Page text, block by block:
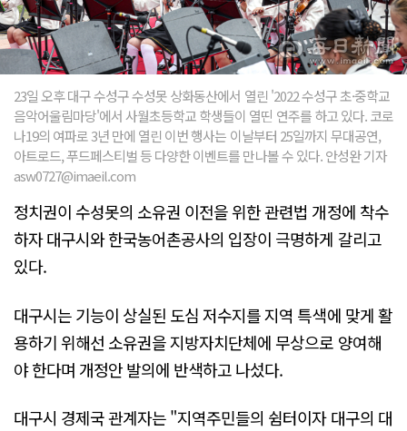
23일 오후 대구 수성구 수성못 상화동산에서 열린 '2022 수성구 초·중학교
음악어울림마당'에서 사월초등학교 학생들이 열띤 연주를 하고 있다. 코로
나19의 여파로 3년 만에 열린 이번 행사는 이날부터 25일까지 무대공연,
아트로드, 푸드페스티벌 등 다양한 이벤트를 만나볼 수 있다. 안성완 기자
asw0727@imaeil.com
정치권이 수성못의 소유권 이전을 위한 관련법 개정에 착수
하자 대구시와 한국농어촌공사의 입장이 극명하게 갈리고
있다.
대구시는 기능이 상실된 도심 저수지를 지역 특색에 맞게 활
용하기 위해선 소유권을 지방자치단체에 무상으로 양여해
야 한다며 개정안 발의에 반색하고 나섰다.
대구시 경제국 관계자는 "지역주민들의 쉼터이자 대구의 대